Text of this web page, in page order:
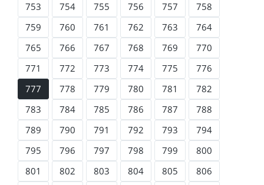
753
754 755 756 757
758
759
760 761 762 763
764
765
766 767 768 769
770
771
772 773 774 775
776
777
778 779 780 781
782
783
784 785 786 787
788
789
790 791 792 793
794
795
796 797 798 799
800
801
802 803 804 805
806